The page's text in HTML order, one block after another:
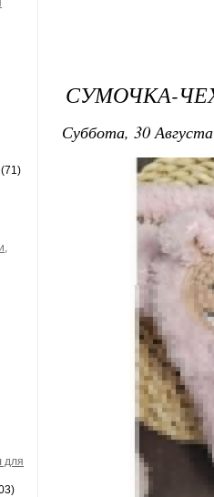
(71)
для
СУМОЧКА-
Суббота, 30